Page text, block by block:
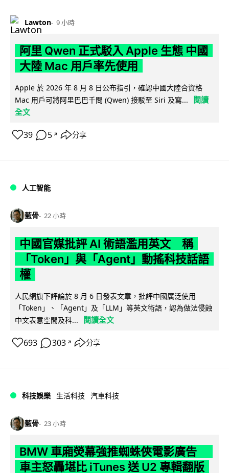
Lawton 9 小時
阿里 Qwen 正式駁入 Apple 生態 中國
大陸 Mac 用戶率先使用
Apple 於 2026 年 8 月 8 日公布指引，確認中國大陸合資格
Mac 用戶可將阿里巴巴千問 (Qwen) 接駁至 Siri 及寫...
閱讀
全文
39 5 ↗ 分享
人工智能
藍骨 22 小時
中國官媒批評 AI 術語濫用英文 稱
「Token」與「Agent」動搖科技話語
權
人民網旗下評論於 8 月 6 日發表文章，批評中國廣泛使用
「Token」、「Agent」及「LLM」等英文術語，認為做法侵蝕
中文表意空間及科...
閱讀全文
693 303 ↗ 分享
科技娛樂 生活科技 汽車科技
藍骨 23 小時
BMW 車廂熒幕強推蜘蛛俠電影廣告
車主怒轟堪比 iTunes 送 U2 專輯翻版